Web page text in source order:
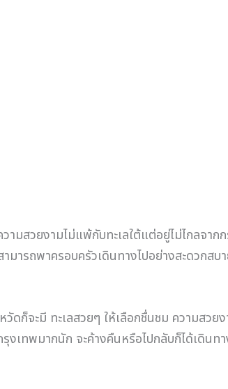
มสวยงามไม่แพ้กับทะเลใต้แต่อยู่ไม่ไกลจา
มารถพาครอบครัวเดินทางไปอย่างสะดวกสบ
ดก็จะมี ทะเลสวยๆ ให้เลือกชื่นชม ความส
งเทพมากนัก จะค้างคืนหรือไปกลับก็ได้เดินท